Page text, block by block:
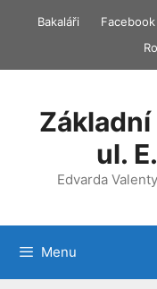
Bakaláři Facebook
Základní
ul.
Edvarda
Menu